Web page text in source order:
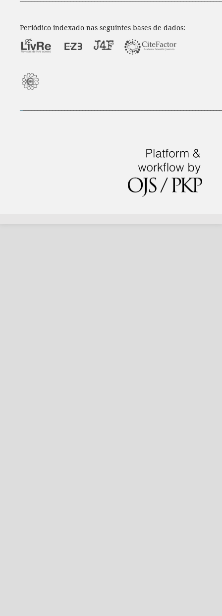
Periódico indexado nas seguintes bases de dados: